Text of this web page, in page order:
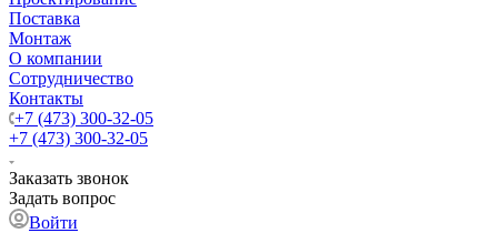
Поставка
Монтаж
О компании
Сотрудничество
Контакты
+7 (473) 300-32-05
+7 (473) 300-32-05
Заказать звонок
Задать вопрос
Войти